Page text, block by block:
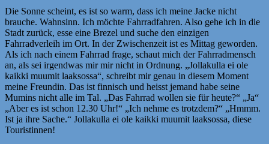
Die Sonne scheint, es ist so warm, dass ich meine Jacke nicht
brauche. Wahnsinn. Ich möchte Fahrradfahren. Also gehe ich in die
Stadt zurück, esse eine Brezel und suche den einzigen
Fahrradverleih im Ort. In der Zwischenzeit ist es Mittag geworden.
Als ich nach einem Fahrrad frage, schaut mich der Fahrradmensch
an, als sei irgendwas mir mir nicht in Ordnung. „Jollakulla ei ole
kaikki muumit laaksossa“, schreibt mir genau in diesem Moment
meine Freundin. Das ist finnisch und heisst jemand habe seine
Mumins nicht alle im Tal. „Das Fahrrad wollen sie für heute?“ „Ja“
„Aber es ist schon 12.30 Uhr!“ „Ich nehme es trotzdem?“ „Hmmm.
Ist ja ihre Sache.“ Jollakulla ei ole kaikki muumit laaksossa, diese
Touristinnen!